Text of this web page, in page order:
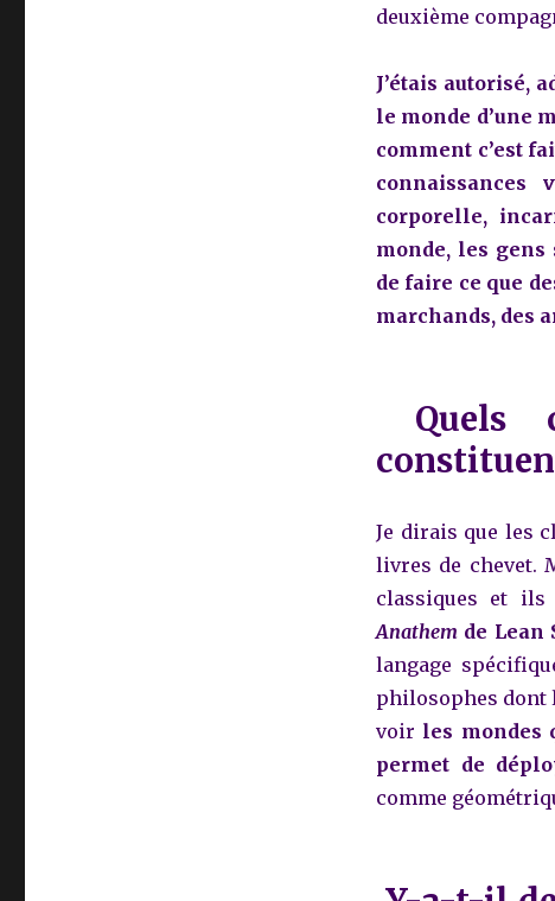
deuxième
J’étais autorisé,
le monde d’une
comment c’est
connaissances
corporelle,
monde, les
de faire ce que
marchands, des
Quels
Je dirais que les
livres de chevet.
classiques et
Anathemde Lean
langage
philosophes dont
voir les mondes
permet de
comme